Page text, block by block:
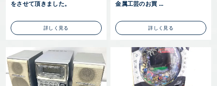
をさせて頂きました。
詳しく見る
金属工芸のお買 ...
詳しく見る